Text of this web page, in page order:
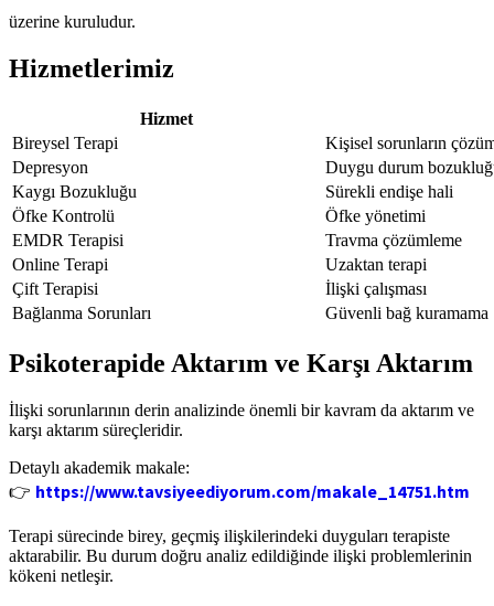
üzerine kuruludur.
Hizmetlerimiz
Hizmet
Bireysel Terapi
Kişisel sorunların
Depresyon
Duygu durum
Kaygı Bozukluğu
Sürekli endişe hali
Öfke Kontrolü
Öfke yönetimi
EMDR Terapisi
Travma çözümleme
Online Terapi
Uzaktan terapi
Çift Terapisi
İlişki çalışması
Bağlanma Sorunları
Güvenli bağ kuramama
Psikoterapide Aktarım ve Karşı Aktarım
İlişki sorunlarının derin analizinde önemli bir kavram da aktarım ve
karşı aktarım süreçleridir.
Detaylı akademik makale:
👉 https://www.tavsiyeediyorum.com/makale_14751.htm
Terapi sürecinde birey, geçmiş ilişkilerindeki duyguları terapiste
aktarabilir. Bu durum doğru analiz edildiğinde ilişki problemlerinin
kökeni netleşir.